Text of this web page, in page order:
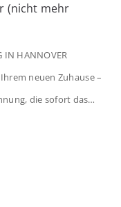
(nicht mehr
IN HANNOVER
neuen Zuhause –
die sofort das